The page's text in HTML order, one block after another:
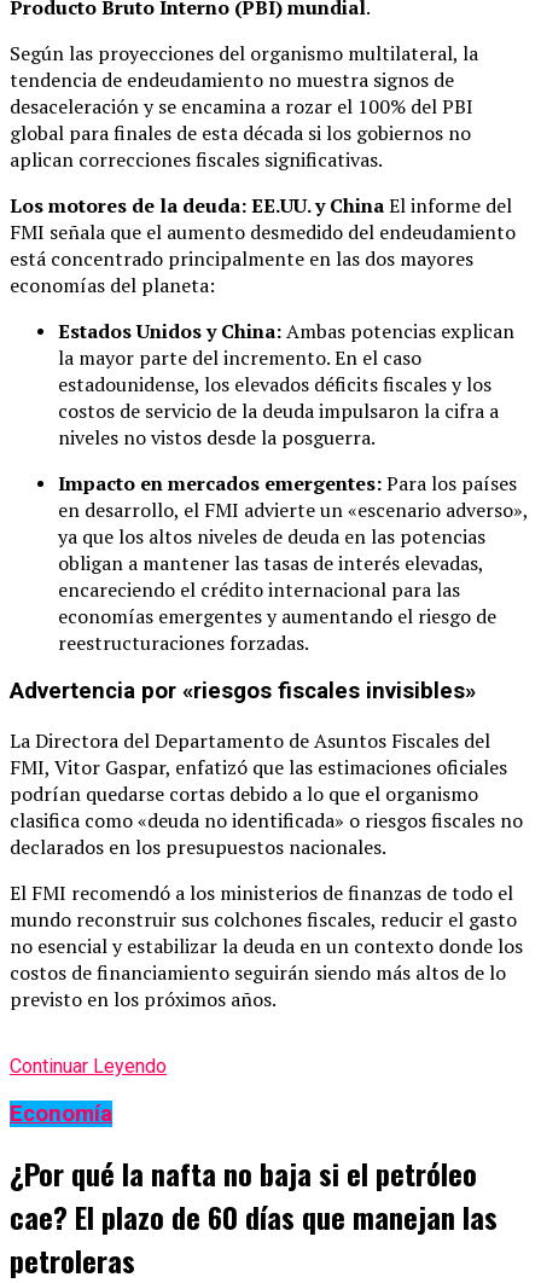
Producto Bruto Interno (PBI) mundial.
Según las proyecciones del organismo multilateral, la
tendencia de endeudamiento no muestra signos de
desaceleración y se encamina a rozar el 100% del PBI
global para finales de esta década si los gobiernos no
aplican correcciones fiscales significativas.
Los motores de la deuda: EE.UU. y ChinaEl informe del
FMI señala que el aumento desmedido del endeudamiento
está concentrado principalmente en las dos mayores
economías del planeta:
Estados Unidos y China:Ambas potencias explican
la mayor parte del incremento. En el caso
estadounidense, los elevados déficits fiscales y los
costos de servicio de la deuda impulsaron la cifra a
niveles no vistos desde la posguerra.
Impacto en mercados emergentes:Para los países
en desarrollo, el FMI advierte un «escenario adverso»,
ya que los altos niveles de deuda en las potencias
obligan a mantener las tasas de interés elevadas,
encareciendo el crédito internacional para las
economías emergentes y aumentando el riesgo de
reestructuraciones forzadas.
Advertencia por «riesgos fiscales invisibles»
La Directora del Departamento de Asuntos Fiscales del
FMI, Vitor Gaspar, enfatizó que las estimaciones oficiales
podrían quedarse cortas debido a lo que el organismo
clasifica como «deuda no identificada» o riesgos fiscales no
declarados en los presupuestos nacionales.
El FMI recomendó a los ministerios de finanzas de todo el
mundo reconstruir sus colchones fiscales, reducir el gasto
no esencial y estabilizar la deuda en un contexto donde los
costos de financiamiento seguirán siendo más altos de lo
previsto en los próximos años.
Continuar Leyendo
Economía
¿Por qué la nafta no baja si el petróleo
cae? El plazo de 60 días que manejan las
petroleras